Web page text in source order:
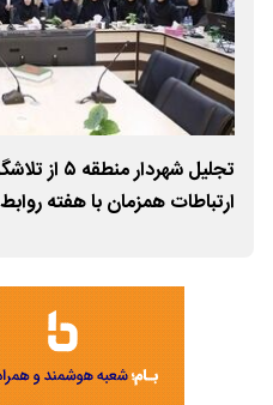
تجلیل
ارتباطات همزمان با هفته